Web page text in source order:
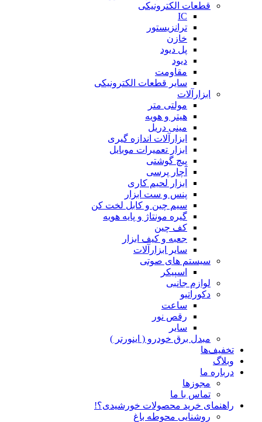
قطعات الکترونیکی
IC
ترانزیستور
خازن
پل دیود
دیود
مقاومت
سایر قطعات الکترونیکی
ابزارآلات
مولتی متر
هیتر و هویه
مینی دریل
ابزارآلات اندازه گیری
ابزار تعمیرات موبایل
پیچ گوشتی
آچار پرسی
ابزار لحیم کاری
پنس و ست ابزار
سیم چین و کابل لخت کن
گیره مونتاژ و پایه هویه
کف چین
جعبه و کیف ابزار
سایر ابزارآلات
سیستم های صوتی
اسپیکر
لوازم جانبی
دکوراتیو
ساعت
رقص نور
سایر
مبدل برق خودرو ( اینورتر )
تخفیف‌ها
وبلاگ
درباره ما
مجوزها
تماس با ما
راهنمای خرید محصولات خورشیدی؟!
روشنایی محوطه باغ